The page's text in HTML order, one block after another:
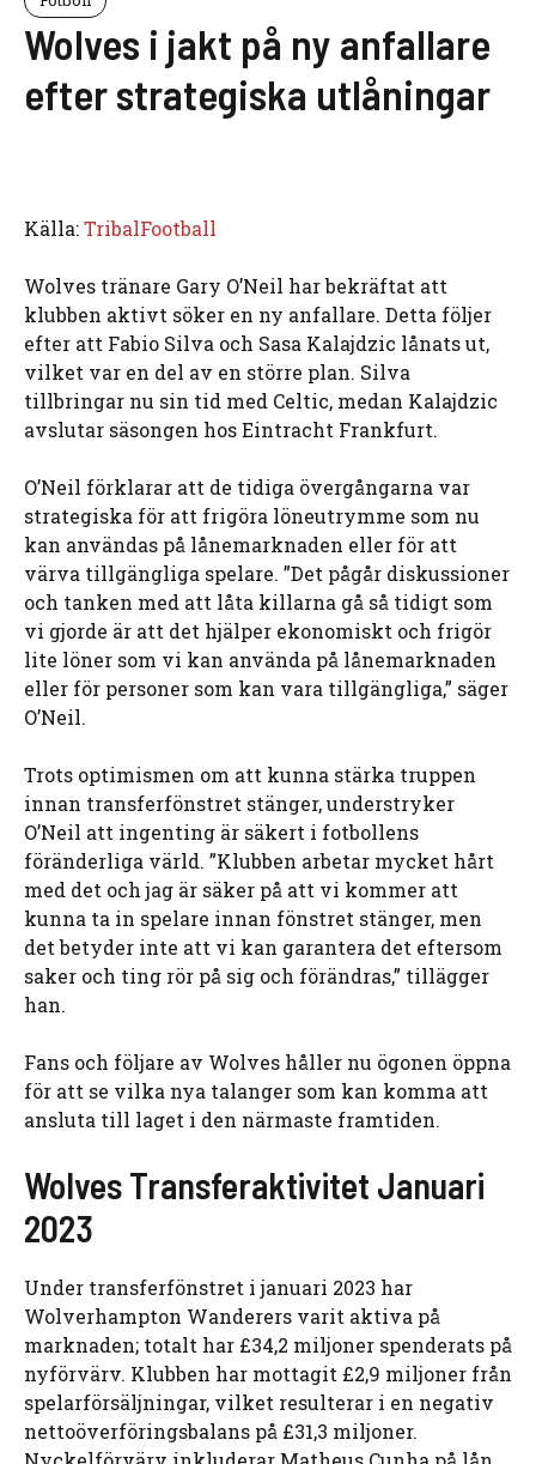
Wolves i jakt på ny anfallare
efter strategiska utlåningar
Källa:TribalFootball
Wolves tränare Gary O’Neil har bekräftat att
klubben aktivt söker en ny anfallare. Detta följer
efter att Fabio Silva och Sasa Kalajdzic lånats ut,
vilket var en del av en större plan. Silva
tillbringar nu sin tid med Celtic, medan Kalajdzic
avslutar säsongen hos Eintracht Frankfurt.
O’Neil förklarar att de tidiga övergångarna var
strategiska för att frigöra löneutrymme som nu
kan användas på lånemarknaden eller för att
värva tillgängliga spelare. ”Det pågår diskussioner
och tanken med att låta killarna gå så tidigt som
vi gjorde är att det hjälper ekonomiskt och frigör
lite löner som vi kan använda på lånemarknaden
eller för personer som kan vara tillgängliga,” säger
O’Neil.
Trots optimismen om att kunna stärka truppen
innan transferfönstret stänger, understryker
O’Neil att ingenting är säkert i fotbollens
föränderliga värld. ”Klubben arbetar mycket hårt
med det och jag är säker på att vi kommer att
kunna ta in spelare innan fönstret stänger, men
det betyder inte att vi kan garantera det eftersom
saker och ting rör på sig och förändras,” tillägger
han.
Fans och följare av Wolves håller nu ögonen öppna
för att se vilka nya talanger som kan komma att
ansluta till laget i den närmaste framtiden.
Wolves Transferaktivitet Januari
2023
Under transferfönstret i januari 2023 har
Wolverhampton Wanderers varit aktiva på
marknaden; totalt har £34,2 miljoner spenderats på
nyförvärv. Klubben har mottagit £2,9 miljoner från
spelarförsäljningar, vilket resulterar i en negativ
nettoöverföringsbalans på £31,3 miljoner.